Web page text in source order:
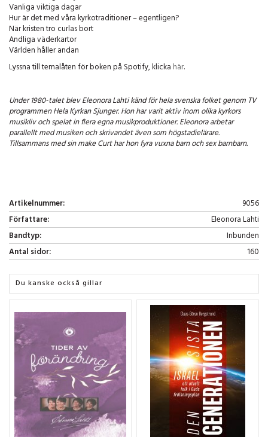
Vanliga viktiga dagar
Hur är det med våra kyrkotraditioner – egentligen?
När kristen tro curlas bort
Andliga väderkartor
Världen håller andan
Lyssna till temalåten för boken på Spotify, klicka här.
Under 1980-talet blev Eleonora Lahti känd för hela svenska folket genom TV
programmen Hela Kyrkan Sjunger. Hon har varit aktiv inom olika kyrkors
musikliv och spelat in flera egna musikproduktioner. Eleonora arbetar
parallellt med musiken och skrivandet även som högstadielärare.
Tillsammans med sin make Curt har hon fyra vuxna barn och sex barnbarn.
Artikelnummer:
9056
Författare:
Eleonora Lahti
Bandtyp:
Inbunden
Antal sidor:
160
Du kanske också gillar